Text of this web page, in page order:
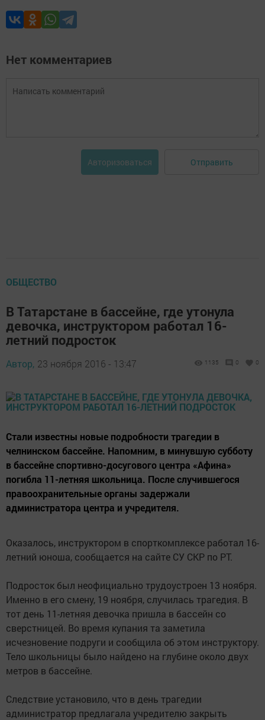
Нет комментариев
Авторизоваться Отправить
ОБЩЕСТВО
В Татарстане в бассейне, где утонула
девочка, инструктором работал 16-
летний подросток
Автор, 23 ноября 2016 - 13:47 1135 0 0
Стали известны новые подробности трагедии в
челнинском бассейне. Напомним, в минувшую субботу
в бассейне спортивно-досугового центра «Афина»
погибла 11-летняя школьница. После случившегося
правоохранительные органы задержали
администратора центра и учредителя.
Оказалось, инструктором в спорткомплексе работал 16-
летний юноша, сообщается на сайте СУ СКР по РТ.
Подросток был неофициально трудоустроен 13 ноября.
Именно в его смену, 19 ноября, случилась трагедия. В
тот день 11-летняя девочка пришла в бассейн со
сверстницей. Во время купания та заметила
исчезновение подруги и сообщила об этом инструктору.
Тело школьницы было найдено на глубине около двух
метров в бассейне.
Следствие установило, что в день трагедии
администратор предлагала учредителю закрыть